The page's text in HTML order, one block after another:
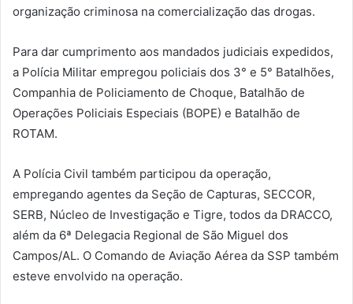
organização criminosa na comercialização das drogas.
Para dar cumprimento aos mandados judiciais expedidos,
a Polícia Militar empregou policiais dos 3° e 5° Batalhões,
Companhia de Policiamento de Choque, Batalhão de
Operações Policiais Especiais (BOPE) e Batalhão de
ROTAM.
A Polícia Civil também participou da operação,
empregando agentes da Seção de Capturas, SECCOR,
SERB, Núcleo de Investigação e Tigre, todos da DRACCO,
além da 6ª Delegacia Regional de São Miguel dos
Campos/AL. O Comando de Aviação Aérea da SSP também
esteve envolvido na operação.